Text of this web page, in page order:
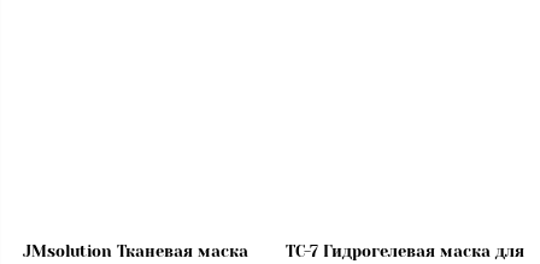
JMsolution Тканевая маска
TC-7 Гидрогелевая маска для